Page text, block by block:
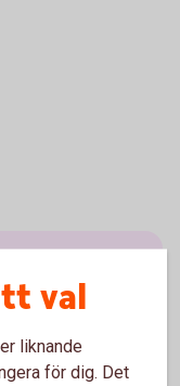
val
liknande
för dig. Det